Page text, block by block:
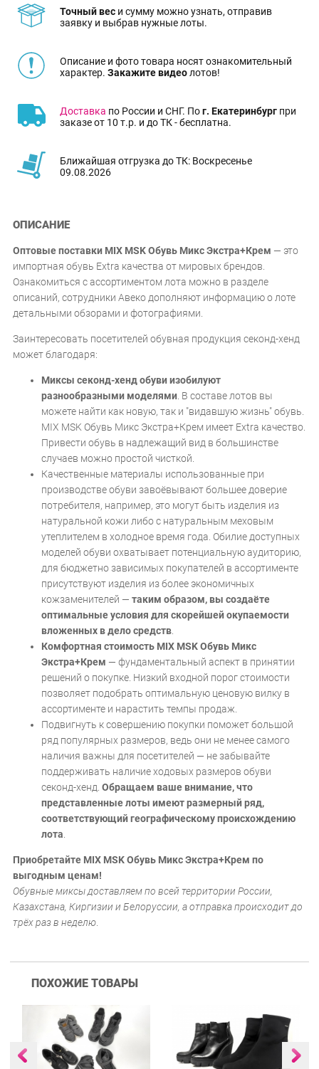
Точный вес и сумму можно узнать, отправив
заявку и выбрав нужные лоты.
Описание и фото товара носят ознакомительный
характер. Закажите видеолотов!
Доставка по России и СНГ. Пог. Екатеринбург при
заказе от 10 т.р. и до ТК - бесплатна.
Ближайшая отгрузка до ТК: Воскресенье
09.08.2026
ОПИСАНИЕ
Оптовые поставки MIX MSK Обувь Микс Экстра+Крем — это
импортная обувь Extra качества от мировых брендов.
Ознакомиться с ассортиментом лота можно в разделе
описаний, сотрудники Авеко дополняют информацию о лоте
детальными обзорами и фотографиями.
Заинтересовать посетителей обувная продукция секонд-хенд
может благодаря:
Миксы секонд-хенд обуви изобилуют
разнообразными моделями. В составе лотов вы
можете найти как новую, так и "видавшую жизнь" обувь.
MIX MSK Обувь Микс Экстра+Крем имеет Extra качество.
Привести обувь в надлежащий вид в большинстве
случаев можно простой чисткой.
Качественные материалы использованные при
производстве обуви завоёвывают большее доверие
потребителя, например, это могут быть изделия из
натуральной кожи либо с натуральным меховым
утеплителем в холодное время года. Обилие доступных
моделей обуви охватывает потенциальную аудиторию,
для бюджетно зависимых покупателей в ассортименте
присутствуют изделия из более экономичных
кожзаменителей —таким образом, вы создаёте
оптимальные условия для скорейшей окупаемости
вложенных в дело средств.
Комфортная стоимость MIX MSK Обувь Микс
Экстра+Крем — фундаментальный аспект в принятии
решений о покупке. Низкий входной порог стоимости
позволяет подобрать оптимальную ценовую вилку в
ассортименте и нарастить темпы продаж.
Подвигнуть к совершению покупки поможет большой
ряд популярных размеров, ведь они не менее самого
наличия важны для посетителей — не забывайте
поддерживать наличие ходовых размеров обуви
секонд-хенд.Обращаем ваше внимание, что
представленные лоты имеют размерный ряд,
соответствующий географическому происхождению
лота.
Приобретайте MIX MSK Обувь Микс Экстра+Крем по
выгодным ценам!
Обувные миксы доставляем по всей территории России,
Казахстана, Киргизии и Белоруссии, а отправка происходит до
трёх раз в неделю.
ПОХОЖИЕ ТОВАРЫ